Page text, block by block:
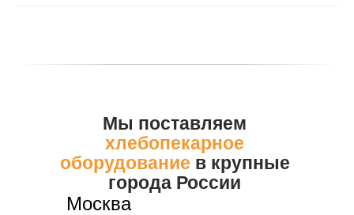
Мы поставляем
хлебопекарное
оборудование в крупные
города России
Москва